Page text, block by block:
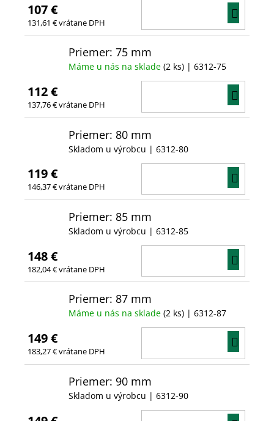
107 €
131,61 € vrátane DPH
Priemer: 75 mm
Máme u nás na sklade (2 ks) | 6312-75
112 €
137,76 € vrátane DPH
Priemer: 80 mm
Skladom u výrobcu | 6312-80
119 €
146,37 € vrátane DPH
Priemer: 85 mm
Skladom u výrobcu | 6312-85
148 €
182,04 € vrátane DPH
Priemer: 87 mm
Máme u nás na sklade (2 ks) | 6312-87
149 €
183,27 € vrátane DPH
Priemer: 90 mm
Skladom u výrobcu | 6312-90